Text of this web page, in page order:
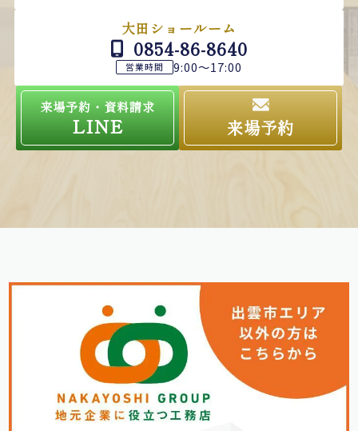
大田ショールーム
0854-86-8640
営業時間 9:00～17:00
来場予約・資料請求
LINE 来場予約